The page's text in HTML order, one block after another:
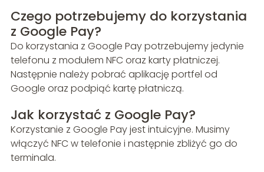
Czego potrzebujemy do korzystania
z Google Pay?
Do korzystania z Google Pay potrzebujemy jedynie
telefonu z modułem NFC oraz karty płatniczej.
Następnie należy pobrać aplikację portfel od
Google oraz podpiąć kartę płatniczą.
Jak korzystać z Google Pay?
Korzystanie z Google Pay jest intuicyjne. Musimy
włączyć NFC w telefonie i następnie zbliżyć go do
terminala.